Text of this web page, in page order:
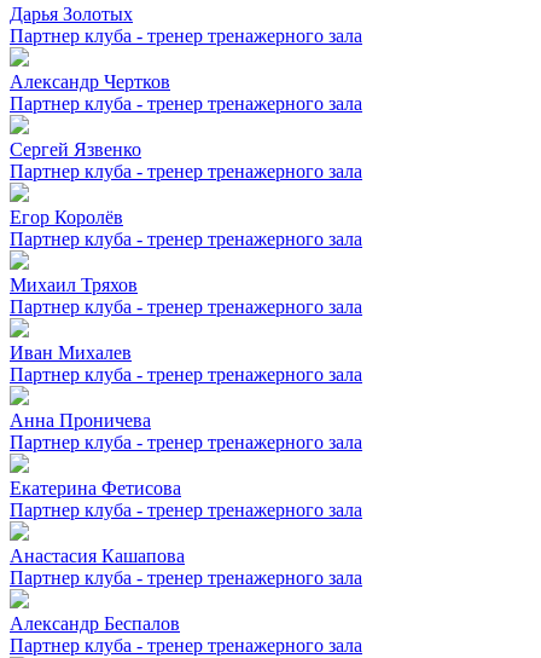
Дарья Золотых
Партнер клуба - тренер тренажерного зала
Александр Чертков
Партнер клуба - тренер тренажерного зала
Сергей Язвенко
Партнер клуба - тренер тренажерного зала
Егор Королёв
Партнер клуба - тренер тренажерного зала
Михаил Тряхов
Партнер клуба - тренер тренажерного зала
Иван Михалев
Партнер клуба - тренер тренажерного зала
Анна Проничева
Партнер клуба - тренер тренажерного зала
Екатерина Фетисова
Партнер клуба - тренер тренажерного зала
Анастасия Кашапова
Партнер клуба - тренер тренажерного зала
Александр Беспалов
Партнер клуба - тренер тренажерного зала